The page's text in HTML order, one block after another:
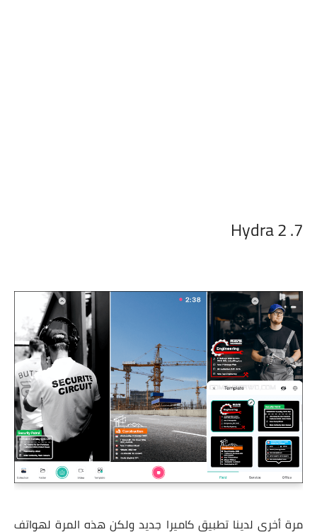
7. Hydra 2
مرة أخرى لدينا تطبيق كاميرا جديد ولكن هذه المرة لهواتف